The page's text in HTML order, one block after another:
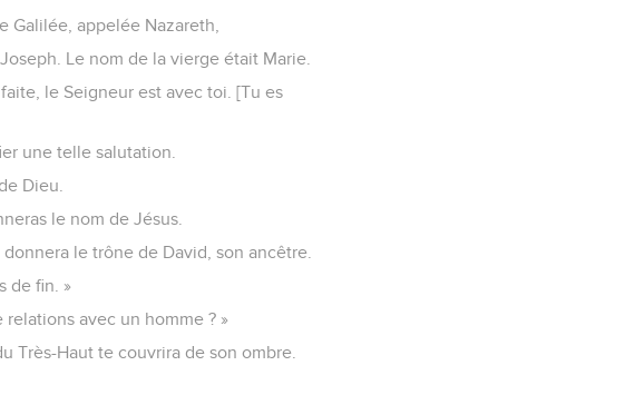
Galilée, appelée Nazareth,
Le nom de la vierge était Marie.
le Seigneur est avec toi. [Tu es
une telle salutation.
Dieu.
le nom de Jésus.
le trône de David, son ancêtre.
de fin. »
avec un homme ? »
Très-Haut te couvrira de son ombre.